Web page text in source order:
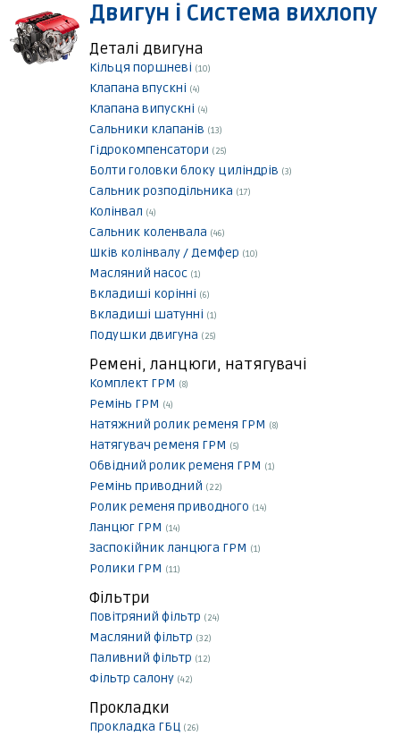
Двигун і Система вихлопу
Деталі двигуна
Кільця поршневі (10)
Клапана впускні (4)
Клапана випускні (4)
Сальники клапанів (13)
Гідрокомпенсатори (25)
Болти головки блоку циліндрів (3)
Сальник розподільника (17)
Колінвал (4)
Сальник коленвала (46)
Шків колінвалу / Демфер (10)
Масляний насос (1)
Вкладиші корінні (6)
Вкладиші шатунні (1)
Подушки двигуна (25)
Ремені, ланцюги, натягувачі
Комплект ГРМ (8)
Ремінь ГРМ (4)
Натяжний ролик ременя ГРМ (8)
Натягувач ременя ГРМ (5)
Обвідний ролик ременя ГРМ (1)
Ремінь приводний (22)
Ролик ременя приводного (14)
Ланцюг ГРМ (14)
Заспокійник ланцюга ГРМ (1)
Ролики ГРМ (11)
Фільтри
Повітряний фільтр (24)
Масляний фільтр (32)
Паливний фільтр (12)
Фільтр салону (42)
Прокладки
Прокладка ГБЦ (26)